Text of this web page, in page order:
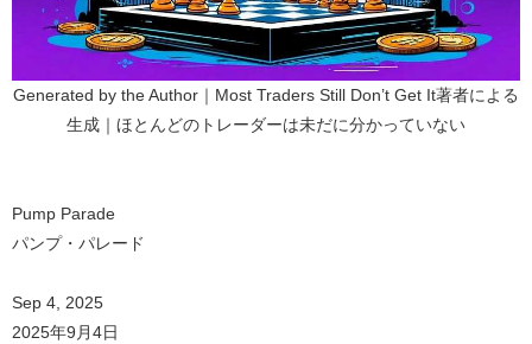
Generated by the Author｜Most Traders Still Don’t Get It著者による
生成｜ほとんどのトレーダーは未だに分かっていない
Pump Parade
パンプ・パレード
Sep 4, 2025
2025年9月4日